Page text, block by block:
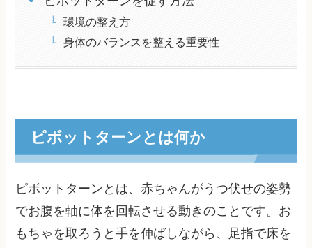
環境の整え方
身体のバランスを整える重要性
ピボットターンとは何か
ピボットターンとは、赤ちゃんがうつ伏せの姿勢
でお腹を軸に体を回転させる動きのことです。お
もちゃを取ろうと手を伸ばしながら、足指で床を